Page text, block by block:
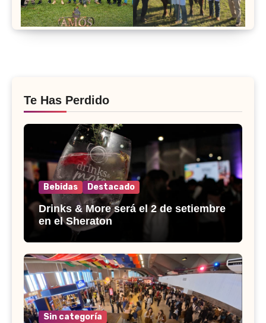
Te Has Perdido
Bebidas Destacado
Drinks & More será el 2 de setiembre
en el Sheraton
Sin categoría